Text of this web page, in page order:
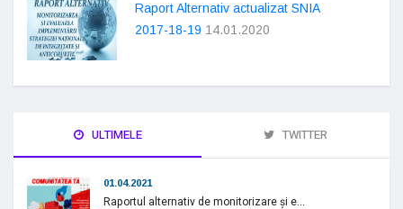
Raport Alternativ actualizat SNIA
2017-18-19 14.01.2020
ULTIMELE TWITTER
01.04.2021
Raportul alternativ de monitorizare și e...